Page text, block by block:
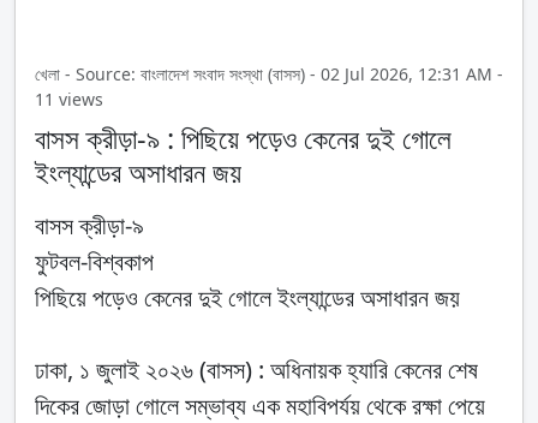
খেলা - Source: বাংলাদেশ সংবাদ সংস্থা (বাসস) - 02 Jul 2026, 12:31 AM -
11 views
বাসস ক্রীড়া-৯ : পিছিয়ে পড়েও কেনের দুই গোলে
ইংল্যান্ডের অসাধারন জয়
বাসস ক্রীড়া-৯
ফুটবল-বিশ্বকাপ
পিছিয়ে পড়েও কেনের দুই গোলে ইংল্যান্ডের অসাধারন জয়
ঢাকা, ১ জুলাই ২০২৬ (বাসস) : অধিনায়ক হ্যারি কেনের শেষ
দিকের জোড়া গোলে সম্ভাব্য এক মহাবিপর্যয় থেকে রক্ষা পেয়ে